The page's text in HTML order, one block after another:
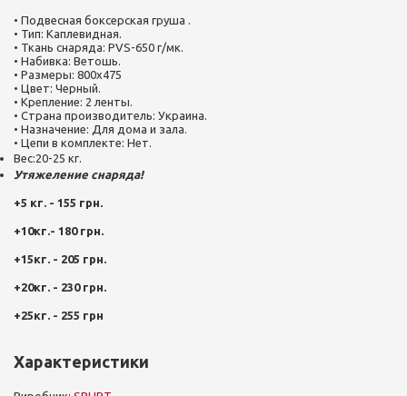
• Подвесная боксерская груша .
• Тип: Каплевидная.
• Ткань снаряда: PVS-650 г/мк.
• Набивка: Ветошь.
• Размеры: 800х475
• Цвет: Черный.
• Крепление: 2 ленты.
• Страна производитель: Украина.
• Назначение: Для дома и зала.
• Цепи в комплекте: Нет.
Вес:20-25 кг.
Утяжеление снаряда!
+5 кг. - 155 грн.
+10кг.- 180 грн.
+15кг. - 205 грн.
+20кг. - 230 грн.
+25кг. - 255 грн
Характеристики